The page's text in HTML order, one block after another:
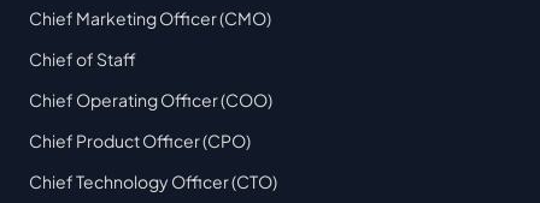
Chief Marketing Officer (CMO)
Chief of Staff
Chief Operating Officer (COO)
Chief Product Officer (CPO)
Chief Technology Officer (CTO)